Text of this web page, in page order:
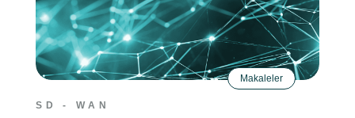
Makaleler
SD - WAN